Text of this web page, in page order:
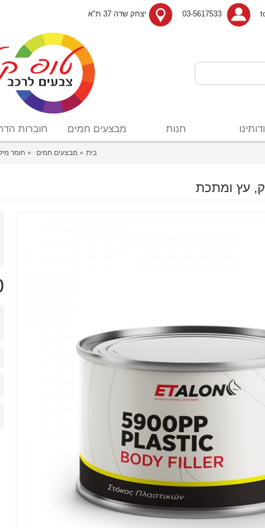
03-5617533 יצחק שדה 37 ת"א
חנות מבצעים חמים חוברות
בית מבצעים חמים חומר
עץ ומתכת